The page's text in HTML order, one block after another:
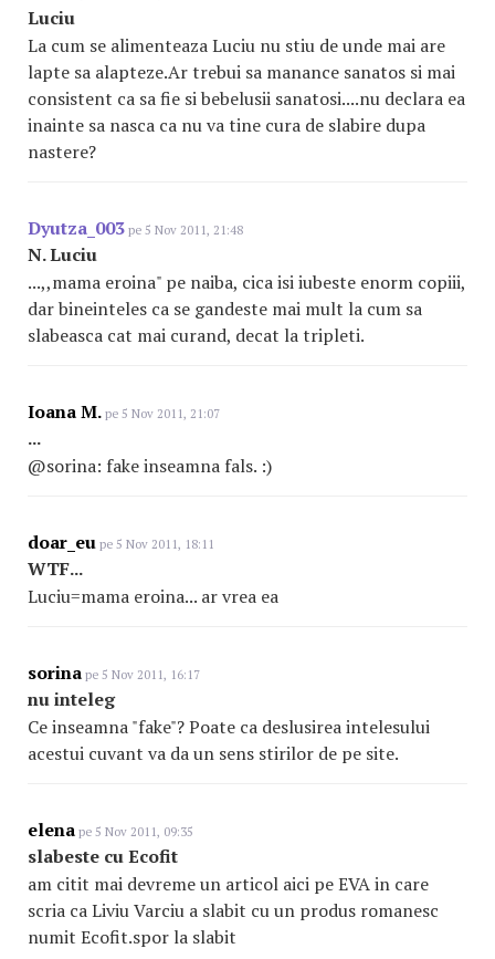
Luciu
La cum se alimenteaza Luciu nu stiu de unde mai are
lapte sa alapteze.Ar trebui sa manance sanatos si mai
consistent ca sa fie si bebelusii sanatosi....nu declara ea
inainte sa nasca ca nu va tine cura de slabire dupa
nastere?
Dyutza_003 pe 5 Nov 2011, 21:48
N. Luciu
...,,mama eroina" pe naiba, cica isi iubeste enorm copiii,
dar bineinteles ca se gandeste mai mult la cum sa
slabeasca cat mai curand, decat la tripleti.
Ioana M. pe 5 Nov 2011, 21:07
...
@sorina: fake inseamna fals. :)
doar_eu pe 5 Nov 2011, 18:11
WTF...
Luciu=mama eroina... ar vrea ea
sorina pe 5 Nov 2011, 16:17
nu inteleg
Ce inseamna "fake"? Poate ca deslusirea intelesului
acestui cuvant va da un sens stirilor de pe site.
elena pe 5 Nov 2011, 09:35
slabeste cu Ecofit
am citit mai devreme un articol aici pe EVA in care
scria ca Liviu Varciu a slabit cu un produs romanesc
numit Ecofit.spor la slabit